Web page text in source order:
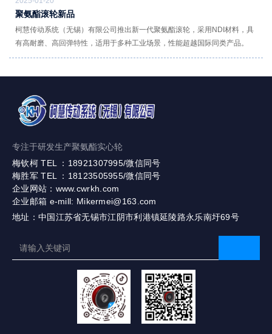
聚氨酯滚轮新品
柯慧传动系统（无锡）有限公司推出新一代聚氨酯滚轮，采用NDI材料，具
有高耐磨、高回弹特性，适用于多种工业场景，性能超越国际同类产品。
专注于研发生产聚氨酯实心轮
梅钦柯 TEL ：18921307995/微信同号
梅胜军 TEL ：18123505955/微信同号
企业网站：www.cwrkh.com
企业邮箱 e-mill: Mikermei@163.com
地址：中国江苏省无锡市江阴市利港镇延陵路永乐南圩69号